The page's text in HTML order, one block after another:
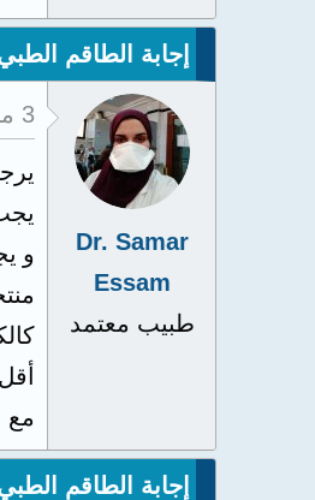
إجابة الطاقم
Dr. Samar
Essam
طبيب معتمد
3 مايو 2020
مع
إجابة الطاقم